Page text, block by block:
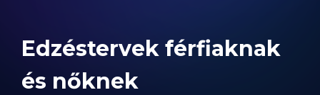
Edzéstervek férfiaknak
és nőknek